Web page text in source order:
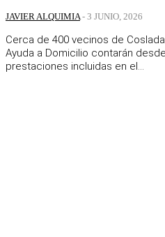
JAVIER ALQUIMIA - 3 JUNIO, 2026
Cerca de 400 vecinos de
Ayuda a Domicilio contarán
prestaciones incluidas en el...